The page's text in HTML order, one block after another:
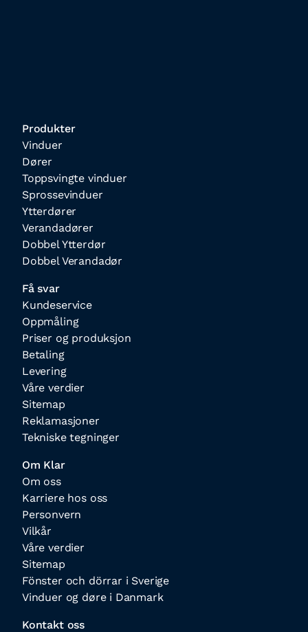
Produkter
Vinduer
Dører
Toppsvingte vinduer
Sprossevinduer
Ytterdører
Verandadører
Dobbel Ytterdør
Dobbel Verandadør
Få svar
Kundeservice
Oppmåling
Priser og produksjon
Betaling
Levering
Våre verdier
Sitemap
Reklamasjoner
Tekniske tegninger
Om Klar
Om oss
Karriere hos oss
Personvern
Vilkår
Våre verdier
Sitemap
Fönster och dörrar i Sverige
Vinduer og døre i Danmark
Kontakt oss